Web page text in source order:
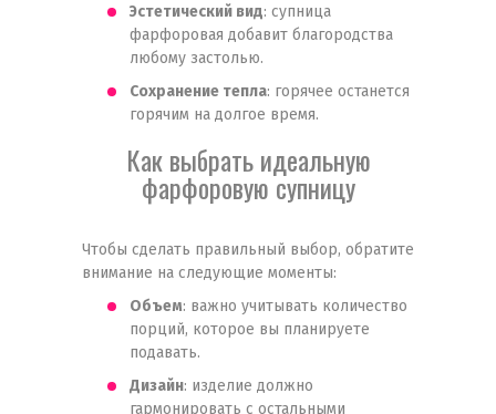
Эстетический вид: супница
фарфоровая добавит благородства
любому застолью.
Сохранение тепла: горячее останется
горячим на долгое время.
Как выбрать идеальную
фарфоровую супницу
Чтобы сделать правильный выбор, обратите
внимание на следующие моменты:
Объем: важно учитывать количество
порций, которое вы планируете
подавать.
Дизайн: изделие должно
гармонировать с остальными